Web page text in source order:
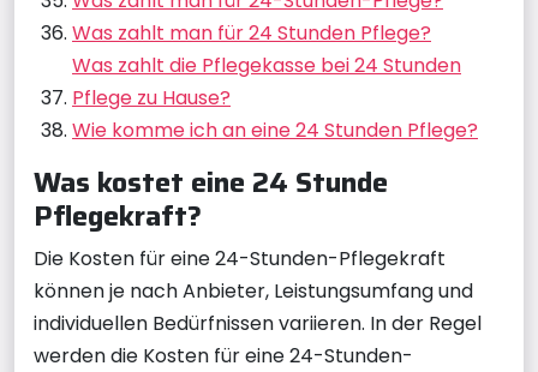
Was zahlt man für 24 Stunden Pflege?
Was zahlt die Pflegekasse bei 24 Stunden
Pflege zu Hause?
Wie komme ich an eine 24 Stunden Pflege?
Was kostet eine 24 Stunde
Pflegekraft?
Die Kosten für eine 24-Stunden-Pflegekraft
können je nach Anbieter, Leistungsumfang und
individuellen Bedürfnissen variieren. In der Regel
werden die Kosten für eine 24-Stunden-